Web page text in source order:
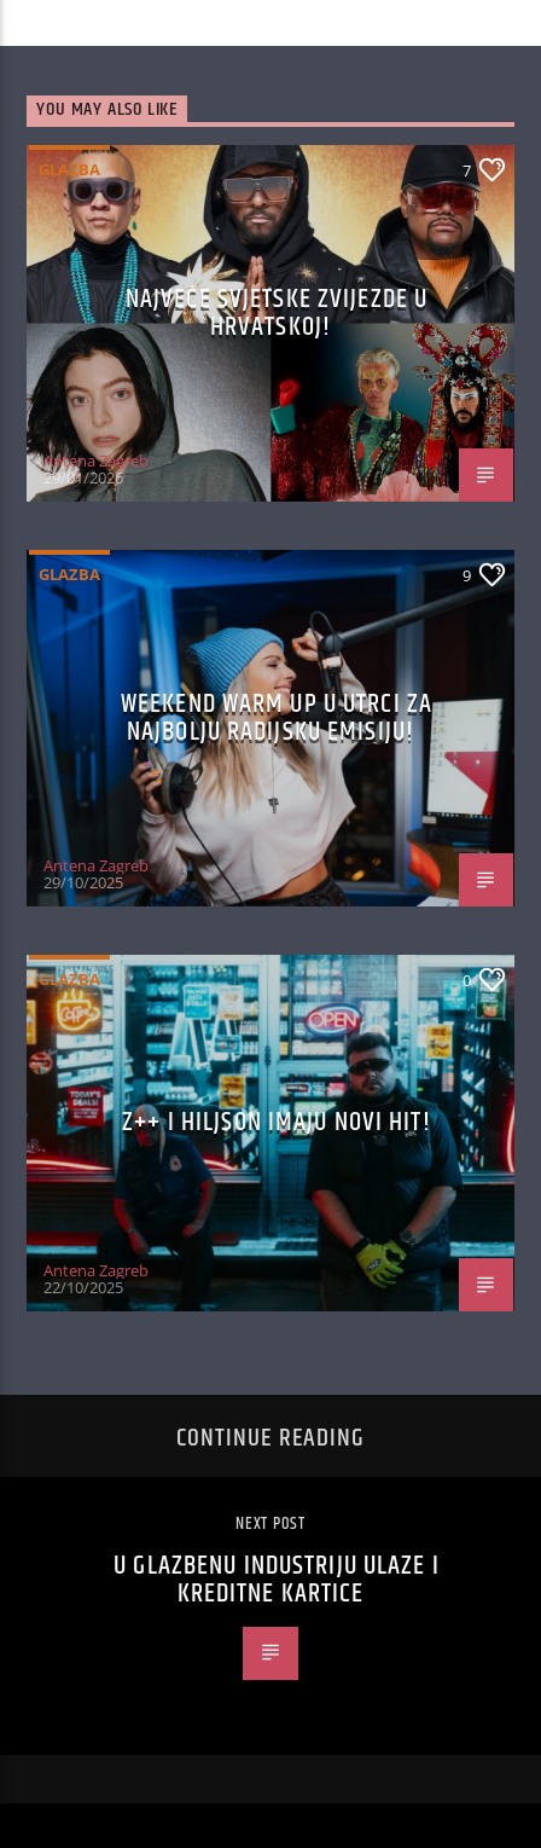
YOU MAY ALSO LIKE
GLAZBA 7
NAJVEĆE SVJETSKE ZVIJEZDE U
HRVATSKOJ!
Antena Zagreb
29/01/2026
GLAZBA 9
WEEKEND WARM UP U UTRCI ZA
NAJBOLJU RADIJSKU EMISIJU!
Antena Zagreb
29/10/2025
GLAZBA 0
Z++ I HILJSON IMAJU NOVI HIT!
Antena Zagreb
22/10/2025
CONTINUE READING
NEXT POST
U GLAZBENU INDUSTRIJU ULAZE I
KREDITNE KARTICE